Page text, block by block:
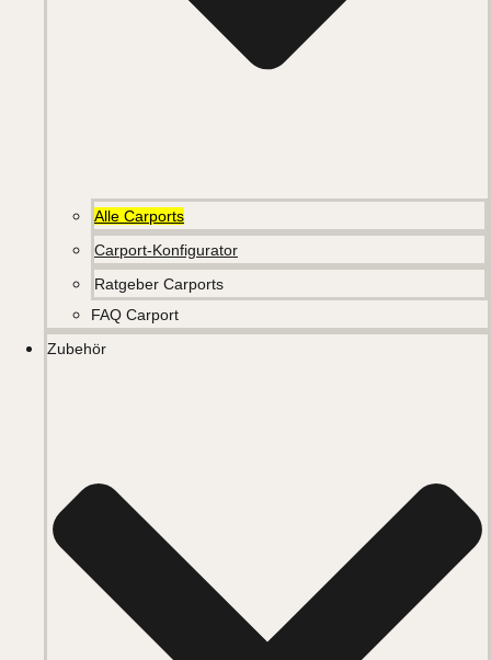
Alle Carports
Carport-Konfigurator
Ratgeber Carports
FAQ Carport
Zubehör